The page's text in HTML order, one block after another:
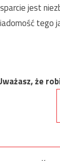
jest
tego
że